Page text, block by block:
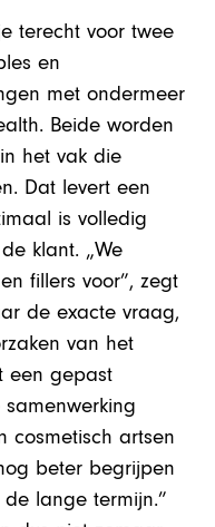
terecht voor twee
en
met ondermeer
Beide worden
het vak die
Dat levert een
is volledig
klant. „We
fillers voor”, zegt
de exacte vraag,
van het
een gepast
cosmetisch artsen
beter begrijpen
lange termijn.”